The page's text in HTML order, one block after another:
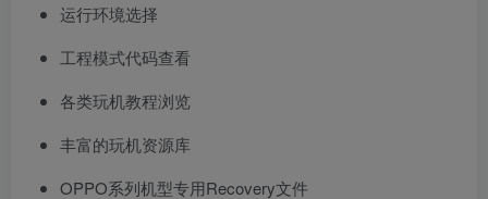
运行环境选择
工程模式代码查看
各类玩机教程浏览
丰富的玩机资源库
OPPO系列机型专用Recovery文件